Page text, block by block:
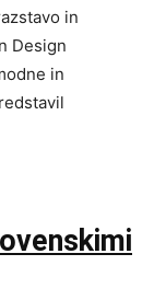
in
Design
in